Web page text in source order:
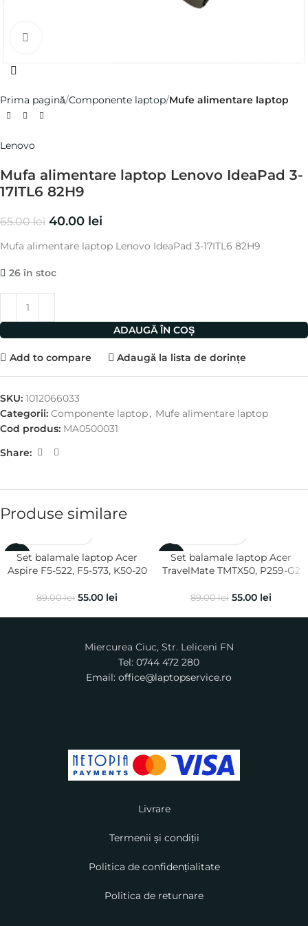
Prima pagină Componente laptop Mufe alimentare laptop
Lenovo
Mufa alimentare laptop Lenovo IdeaPad 3-
17ITL6 82H9
65.00lei 40.00 lei
Mufa alimentare laptop Lenovo IdeaPad 3-17ITL6 82H9
26 în stoc
ADAUGĂ ÎN COȘ
Add to compare Adaugă la lista de dorințe
SKU: 1012066033
Categorii: Componente laptop, Mufe alimentare laptop
Cod produs: MA0500031
Share:
Produse similare
-38%
Set balamale laptop Acer
Aspire F5-522, F5-573, K50-20
89.00lei 55.00 lei
-38%
Set balamale laptop Acer
TravelMate TMTX50, P259-G2
89.00lei 55.00 lei
Miercurea Ciuc, Str. Leliceni FN
Tel: 0744 472 280
Email: office@laptopservice.ro
Livrare
Termenii și condiții
Politica de confidențialitate
Politica de returnare